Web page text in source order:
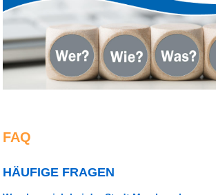
FAQ
HÄUFIGE FRAGEN